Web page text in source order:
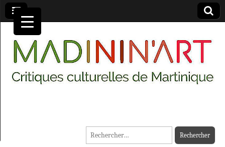
MADININ'ART
Rechercher :